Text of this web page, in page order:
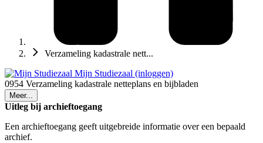
Verzameling kadastrale nett...
Mijn Studiezaal (inloggen)
0954 Verzameling kadastrale netteplans en bijbladen
Meer...
Uitleg bij archieftoegang
Een archieftoegang geeft uitgebreide informatie over een bepaald
archief.